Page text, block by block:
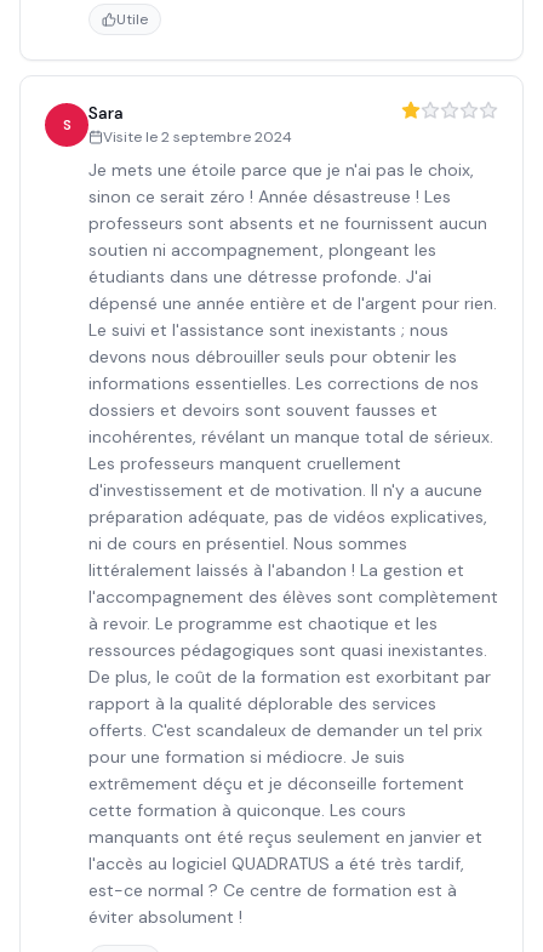
Utile
S
Sara
Visite le2 septembre 2024
Je mets une étoile parce que je n'ai pas le choix,
sinon ce serait zéro ! Année désastreuse ! Les
professeurs sont absents et ne fournissent aucun
soutien ni accompagnement, plongeant les
étudiants dans une détresse profonde. J'ai
dépensé une année entière et de l'argent pour rien.
Le suivi et l'assistance sont inexistants ; nous
devons nous débrouiller seuls pour obtenir les
informations essentielles. Les corrections de nos
dossiers et devoirs sont souvent fausses et
incohérentes, révélant un manque total de sérieux.
Les professeurs manquent cruellement
d'investissement et de motivation. Il n'y a aucune
préparation adéquate, pas de vidéos explicatives,
ni de cours en présentiel. Nous sommes
littéralement laissés à l'abandon ! La gestion et
l'accompagnement des élèves sont complètement
à revoir. Le programme est chaotique et les
ressources pédagogiques sont quasi inexistantes.
De plus, le coût de la formation est exorbitant par
rapport à la qualité déplorable des services
offerts. C'est scandaleux de demander un tel prix
pour une formation si médiocre. Je suis
extrêmement déçu et je déconseille fortement
cette formation à quiconque. Les cours
manquants ont été reçus seulement en janvier et
l'accès au logiciel QUADRATUS a été très tardif,
est-ce normal ? Ce centre de formation est à
éviter absolument !